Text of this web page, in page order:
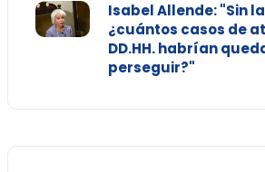
Isabel Allende: "Sin
¿cuántos casos de
DD.HH. habrían
perseguir?"